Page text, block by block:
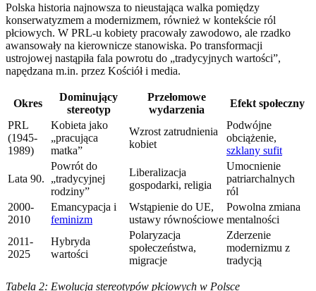
Polska historia najnowsza to nieustająca walka pomiędzy
konserwatyzmem a modernizmem, również w kontekście ról
płciowych. W PRL-u kobiety pracowały zawodowo, ale rzadko
awansowały na kierownicze stanowiska. Po transformacji
ustrojowej nastąpiła fala powrotu do „tradycyjnych wartości”,
napędzana m.in. przez Kościół i media.
Okres
Dominujący
stereotyp
Przełomowe
wydarzenia
Efekt społeczny
PRL
(1945-
1989)
Kobieta jako
„pracująca
matka”
Wzrost zatrudnienia
kobiet
Podwójne
obciążenie,
szklany sufit
Lata 90.
Powrót do
„tradycyjnej
rodziny”
Liberalizacja
gospodarki, religia
Umocnienie
patriarchalnych
ról
2000-
2010
Emancypacja i
feminizm
Wstąpienie do UE,
ustawy równościowe
Powolna zmiana
mentalności
2011-
2025
Hybryda
wartości
Polaryzacja
społeczeństwa,
migracje
Zderzenie
modernizmu z
tradycją
Tabela 2: Ewolucja stereotypów płciowych w Polsce